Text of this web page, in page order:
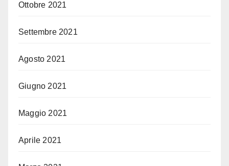
Ottobre 2021
Settembre 2021
Agosto 2021
Giugno 2021
Maggio 2021
Aprile 2021